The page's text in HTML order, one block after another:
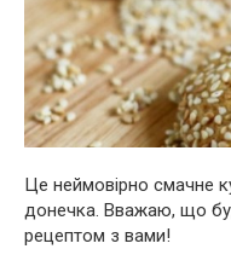
Це неймовірно смачне
донечка. Вважаю, що
рецептом з вами!